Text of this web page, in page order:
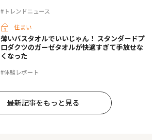
#トレンドニュース
住まい
#体験レポート
薄いバスタオルでいいじゃん！ スタンダードプ
ロダクツのガーゼタオルが快適すぎて手放せな
くなった
最新記事をもっと見る